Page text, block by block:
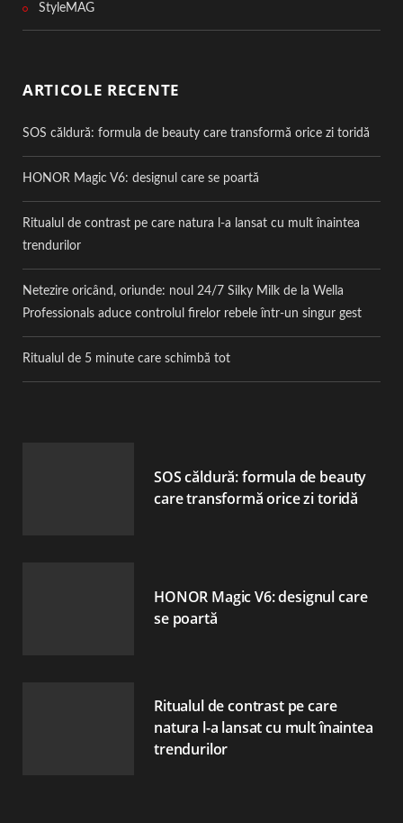
StyleMAG
ARTICOLE RECENTE
SOS căldură: formula de beauty care transformă orice zi toridă
HONOR Magic V6: designul care se poartă
Ritualul de contrast pe care natura l-a lansat cu mult înaintea
trendurilor
Netezire oricând, oriunde: noul 24/7 Silky Milk de la Wella
Professionals aduce controlul firelor rebele într-un singur gest
Ritualul de 5 minute care schimbă tot
SOS căldură: formula de beauty
care transformă orice zi toridă
HONOR Magic V6: designul care
se poartă
Ritualul de contrast pe care
natura l-a lansat cu mult înaintea
trendurilor